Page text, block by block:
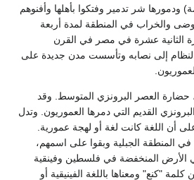
ودمورها شر تدمير وفتكوا بأهلها وأفنوهم
والخراب في المنطقة لمدة أربعة
الثانية عشرة في مصر في القرن
النظام إلى نصابه وتأسست مدن جديدة على
حضارة العصر البرونزي المتوسط. وقد
القديم التي دمرها العموريون. وتدل
أن اللغة كانت لغة أو لهجة عمورية.
المنطقة الجبلية وبقوا على اسمهم،
الأرض المنخفضة في فلسطين وفينقية
"كنع" ومعناها باللغة الفينيقية أو